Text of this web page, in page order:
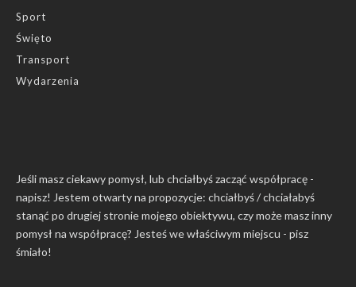
Sport
Święto
Transport
Wydarzenia
Jeśli masz ciekawy pomysł, lub chciałbyś zacząć współpracę -
napisz! Jestem otwarty na propozycje: chciałbyś / chciałabyś
stanąć po drugiej stronie mojego obiektywu, czy może masz inny
pomysł na współpracę? Jesteś we właściwym miejscu - pisz
śmiało!